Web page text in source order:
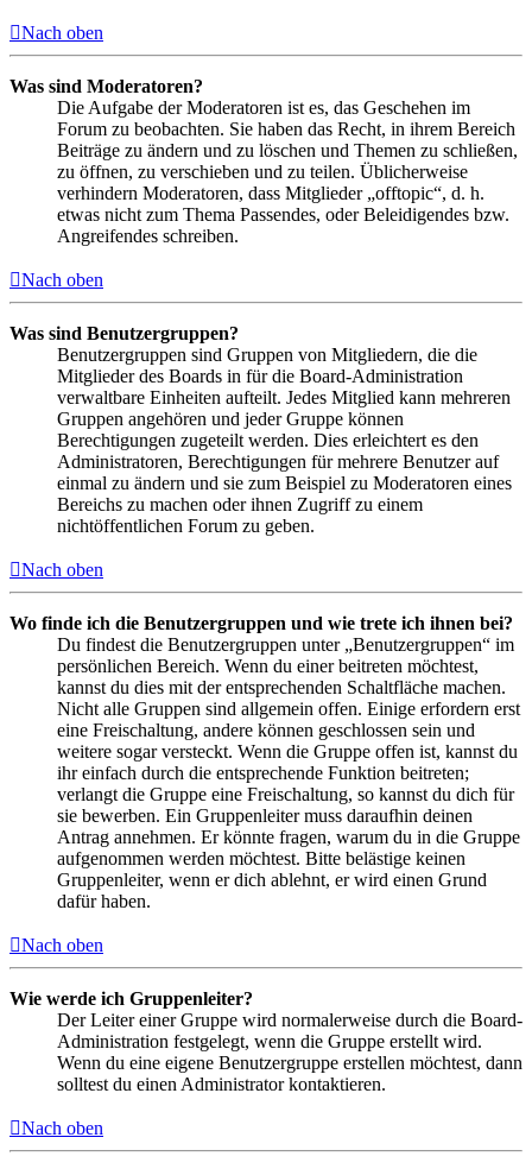
Nach oben
Was sind Moderatoren?
Die Aufgabe der Moderatoren ist es, das Geschehen im
Forum zu beobachten. Sie haben das Recht, in ihrem Bereich
Beiträge zu ändern und zu löschen und Themen zu schließen,
zu öffnen, zu verschieben und zu teilen. Üblicherweise
verhindern Moderatoren, dass Mitglieder „offtopic“, d. h.
etwas nicht zum Thema Passendes, oder Beleidigendes bzw.
Angreifendes schreiben.
Nach oben
Was sind Benutzergruppen?
Benutzergruppen sind Gruppen von Mitgliedern, die die
Mitglieder des Boards in für die Board-Administration
verwaltbare Einheiten aufteilt. Jedes Mitglied kann mehreren
Gruppen angehören und jeder Gruppe können
Berechtigungen zugeteilt werden. Dies erleichtert es den
Administratoren, Berechtigungen für mehrere Benutzer auf
einmal zu ändern und sie zum Beispiel zu Moderatoren eines
Bereichs zu machen oder ihnen Zugriff zu einem
nichtöffentlichen Forum zu geben.
Nach oben
Wo finde ich die Benutzergruppen und wie trete ich ihnen bei?
Du findest die Benutzergruppen unter „Benutzergruppen“ im
persönlichen Bereich. Wenn du einer beitreten möchtest,
kannst du dies mit der entsprechenden Schaltfläche machen.
Nicht alle Gruppen sind allgemein offen. Einige erfordern erst
eine Freischaltung, andere können geschlossen sein und
weitere sogar versteckt. Wenn die Gruppe offen ist, kannst du
ihr einfach durch die entsprechende Funktion beitreten;
verlangt die Gruppe eine Freischaltung, so kannst du dich für
sie bewerben. Ein Gruppenleiter muss daraufhin deinen
Antrag annehmen. Er könnte fragen, warum du in die Gruppe
aufgenommen werden möchtest. Bitte belästige keinen
Gruppenleiter, wenn er dich ablehnt, er wird einen Grund
dafür haben.
Nach oben
Wie werde ich Gruppenleiter?
Der Leiter einer Gruppe wird normalerweise durch die Board-
Administration festgelegt, wenn die Gruppe erstellt wird.
Wenn du eine eigene Benutzergruppe erstellen möchtest, dann
solltest du einen Administrator kontaktieren.
Nach oben